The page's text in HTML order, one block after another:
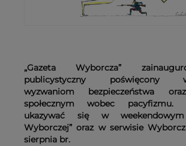
„Gazeta Wyborcza”
publicystyczny poświęcony
wyzwaniom bezpieczeństwa
społecznym wobec pacyfizmu.
ukazywać się w weekendowym
Wyborczej” oraz w serwisie
sierpnia br.